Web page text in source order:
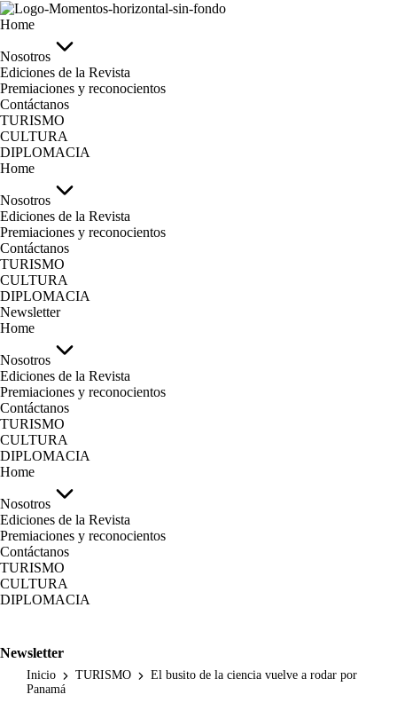
Home
Nosotros
Ediciones de la Revista
Premiaciones y reconocientos
Contáctanos
TURISMO
CULTURA
DIPLOMACIA
Home
Nosotros
Ediciones de la Revista
Premiaciones y reconocientos
Contáctanos
TURISMO
CULTURA
DIPLOMACIA
Newsletter
Home
Nosotros
Ediciones de la Revista
Premiaciones y reconocientos
Contáctanos
TURISMO
CULTURA
DIPLOMACIA
Home
Nosotros
Ediciones de la Revista
Premiaciones y reconocientos
Contáctanos
TURISMO
CULTURA
DIPLOMACIA
Newsletter
Inicio TURISMO
El busito de la ciencia vuelve a rodar por
Panamá